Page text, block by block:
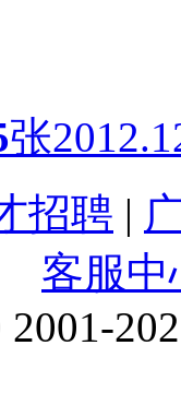
张
招聘 |
客服中